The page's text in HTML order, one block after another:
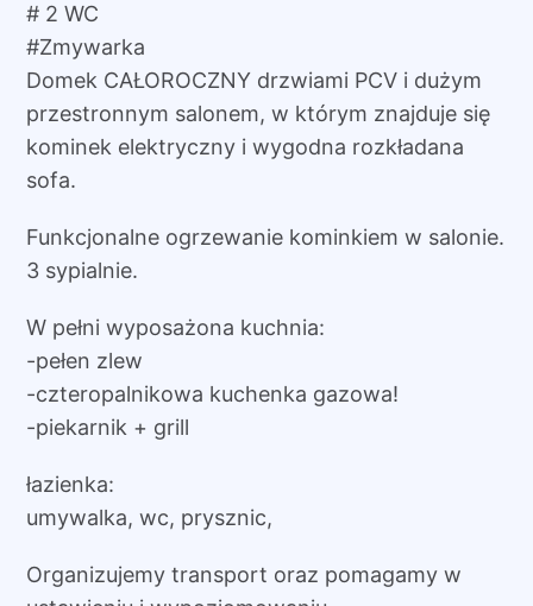
# 2 WC
#Zmywarka
Domek CAŁOROCZNY drzwiami PCV i dużym
przestronnym salonem, w którym znajduje się
kominek elektryczny i wygodna rozkładana
sofa.
Funkcjonalne ogrzewanie kominkiem w salonie.
3 sypialnie.
W pełni wyposażona kuchnia:
-pełen zlew
-czteropalnikowa kuchenka gazowa!
-piekarnik + grill
łazienka:
umywalka, wc, prysznic,
Organizujemy transport oraz pomagamy w